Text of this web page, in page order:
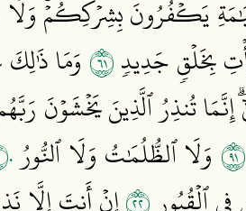
يَكۡفُرُونَ بِشِرۡكِكُمۡۚ
بِخَلۡقٖ جَدِيدٖ١٦ وَمَا ذَٰلِكَ
تُنذِرُ ٱلَّذِينَ يَخۡشَوۡنَ
١٩ وَلَا ٱلظُّلُمَٰتُ وَلَا ٱلنُّورُ